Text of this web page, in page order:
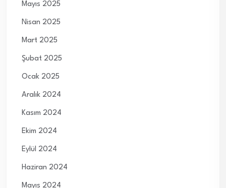
Mayıs 2025
Nisan 2025
Mart 2025
Şubat 2025
Ocak 2025
Aralık 2024
Kasım 2024
Ekim 2024
Eylül 2024
Haziran 2024
Mayıs 2024